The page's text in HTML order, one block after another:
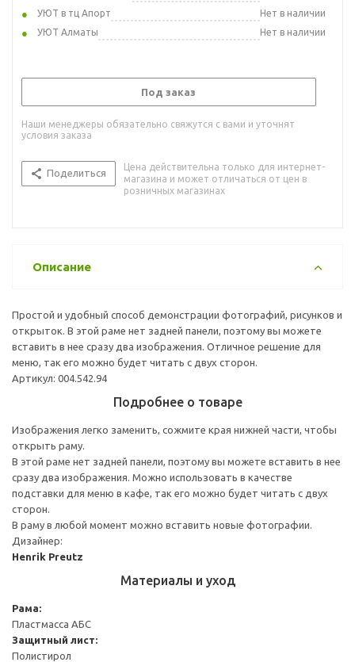
УЮТ в тц Апорт
Нет в наличии
УЮТ Алматы
Нет в наличии
Под заказ
Наши менеджеры обязательно свяжутся с вами и уточнят
условия заказа
Поделиться
Цена действительна только для интернет-
магазина и может отличаться от цен в
розничных магазинах
Описание
Простой и удобный способ демонстрации фотографий, рисунков и
открыток. В этой раме нет задней панели, поэтому вы можете
вставить в нее сразу два изображения. Отличное решение для
меню, так его можно будет читать с двух сторон.
Артикул: 004.542.94
Подробнее о товаре
Изображения легко заменить, сожмите края нижней части, чтобы
открыть раму.
В этой раме нет задней панели, поэтому вы можете вставить в нее
сразу два изображения. Можно использовать в качестве
подставки для меню в кафе, так его можно будет читать с двух
сторон.
В раму в любой момент можно вставить новые фотографии.
Дизайнер:
Henrik Preutz
Материалы и уход
Рама:
Пластмасса АБС
Защитный лист:
Полистирол